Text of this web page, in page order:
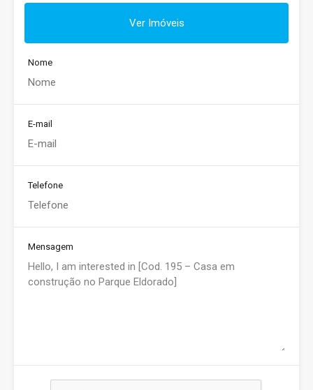
Ver Imóveis
Nome
E-mail
Telefone
Mensagem